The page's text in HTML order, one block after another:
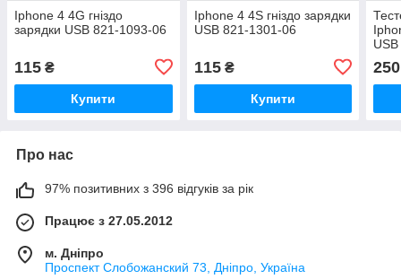
Iphone 4 4G гніздо
зарядки USB 821-1093-06
115 ₴
Купити
Iphone 4 4S гніздо зарядки
USB 821-1301-06
115₴
Купити
250
Про нас
97% позитивних з 396 відгуків за рік
Працює з 27.05.2012
м. Дніпро
Проспект Слобожанский 73, Дніпро, Україна